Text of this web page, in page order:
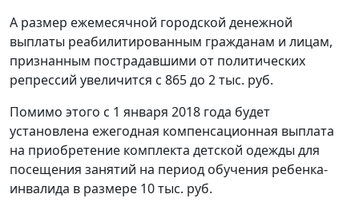
А размер ежемесячной городской денежной
выплаты реабилитированным гражданам и лицам,
признанным пострадавшими от политических
репрессий увеличится с 865 до 2 тыс. руб.
Помимо этого с 1 января 2018 года будет
установлена ежегодная компенсационная выплата
на приобретение комплекта детской одежды для
посещения занятий на период обучения ребенка-
инвалида в размере 10 тыс. руб.